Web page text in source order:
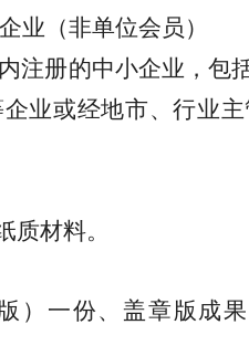
业（非单位会员）
注册的中小企业，包
业或经地市、行业
质材料。
）一份、盖章版成